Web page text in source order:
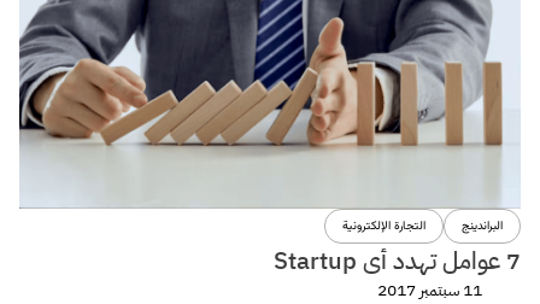
البراندينج التجارة الإلكترونية
7 عوامل تهدد أى Startup
11 سبتمبر 2017